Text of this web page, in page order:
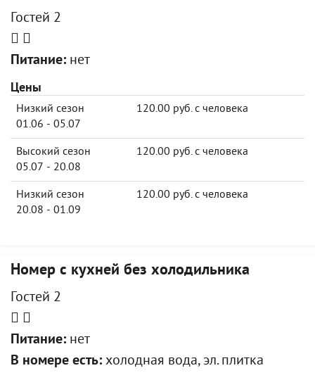
Гостей 2
Питание: нет
Цены
Низкий сезон
01.06 - 05.07
120.00 руб. с человека
Высокий сезон
05.07 - 20.08
120.00 руб. с человека
Низкий сезон
20.08 - 01.09
120.00 руб. с человека
Номер с кухней без холодильника
Гостей 2
Питание: нет
В номере есть: холодная вода, эл. плитка